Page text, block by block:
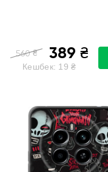
560 ₴ 389 ₴
Кешбек: 19 ₴